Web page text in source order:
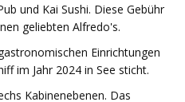
und Kai Sushi. Diese Gebühr
geliebten Alfredo's.
Einrichtungen
im Jahr 2024 in See sticht.
Kabinenebenen. Das